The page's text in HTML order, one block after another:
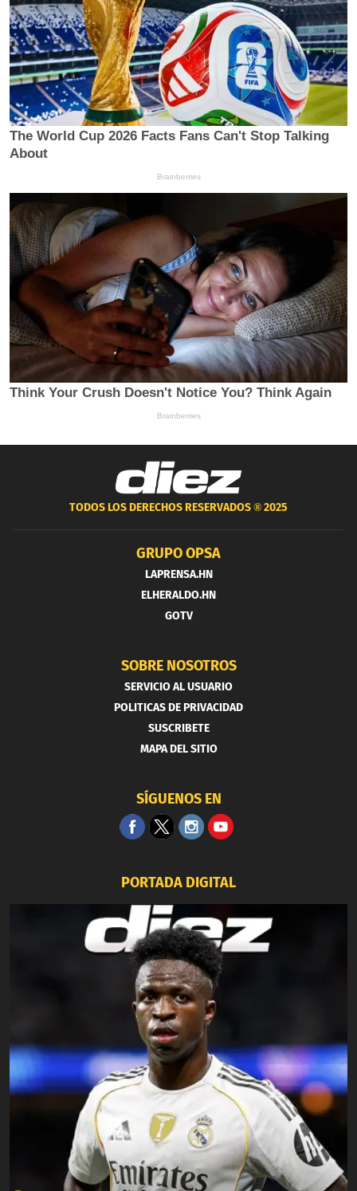
TODOS LOS DERECHOS RESERVADOS ®2025
GRUPO OPSA
LAPRENSA.HN
ELHERALDO.HN
GOTV
SOBRE NOSOTROS
SERVICIO AL USUARIO
POLITICAS DE PRIVACIDAD
SUSCRIBETE
MAPA DEL SITIO
SÍGUENOS EN
PORTADA DIGITAL